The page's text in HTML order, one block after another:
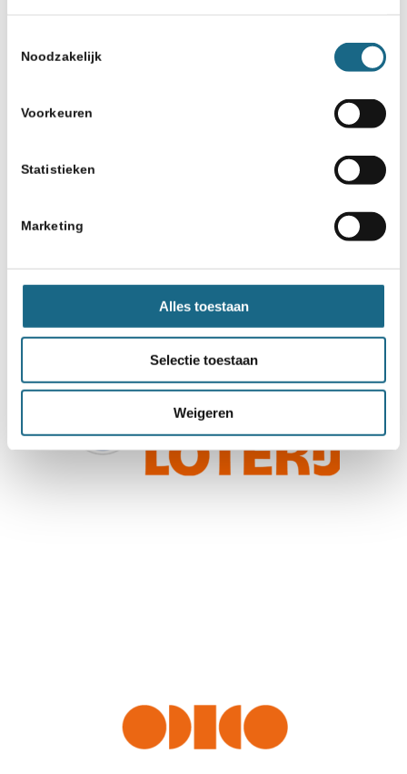
Noodzakelijk
Voorkeuren
Statistieken
Marketing
Alles toestaan
Selectie toestaan
Weigeren